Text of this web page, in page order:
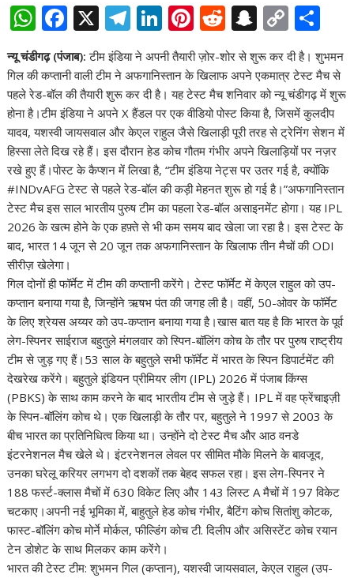
W
h
at
s
A
p
p
F
e
b
o
o
k
X T
el
e
gr
a
m
Li
n
k
e
dI
n
Pi
nt
er
e
st
R
e
d
di
t
S
a
p
c
h
at
C
o
p
y
Li
n
k
ar
e
न्यू चंडीगढ़ (पंजाब): टीम इंडिया ने अपनी तैयारी ज़ोर-शोर से शुरू कर दी है। शुभमन
गिल की कप्तानी वाली टीम ने अफगानिस्तान के खिलाफ अपने एकमात्र टेस्ट मैच से
पहले रेड-बॉल की तैयारी शुरू कर दी है। यह टेस्ट मैच शनिवार को न्यू चंडीगढ़ में शुरू
होना है।टीम इंडिया ने अपने X हैंडल पर एक वीडियो पोस्ट किया है, जिसमें कुलदीप
यादव, यशस्वी जायसवाल और केएल राहुल जैसे खिलाड़ी पूरी तरह से ट्रेनिंग सेशन में
हिस्सा लेते दिख रहे हैं। इस दौरान हेड कोच गौतम गंभीर अपने खिलाड़ियों पर नज़र
रखे हुए हैं।पोस्ट के कैप्शन में लिखा है, “टीम इंडिया नेट्स पर उतर गई है, क्योंकि
#INDvAFG टेस्ट से पहले रेड-बॉल की कड़ी मेहनत शुरू हो गई है।”अफगानिस्तान
टेस्ट मैच इस साल भारतीय पुरुष टीम का पहला रेड-बॉल असाइनमेंट होगा। यह IPL
2026 के खत्म होने के एक हफ़्ते से भी कम समय बाद खेला जा रहा है। इस टेस्ट के
बाद, भारत 14 जून से 20 जून तक अफगानिस्तान के खिलाफ तीन मैचों की ODI
सीरीज़ खेलेगा।
गिल दोनों ही फॉर्मेट में टीम की कप्तानी करेंगे। टेस्ट फॉर्मेट में केएल राहुल को उप-
कप्तान बनाया गया है, जिन्होंने ऋषभ पंत की जगह ली है। वहीं, 50-ओवर के फॉर्मेट
के लिए श्रेयस अय्यर को उप-कप्तान बनाया गया है।खास बात यह है कि भारत के पूर्व
लेग-स्पिनर साईराज बहुतुले मंगलवार को स्पिन-बॉलिंग कोच के तौर पर पुरुष राष्ट्रीय
टीम से जुड़ गए हैं।53 साल के बहुतुले सभी फॉर्मेट में भारत के स्पिन डिपार्टमेंट की
देखरेख करेंगे। बहुतुले इंडियन प्रीमियर लीग (IPL) 2026 में पंजाब किंग्स
(PBKS) के साथ काम करने के बाद भारतीय टीम से जुड़े हैं। IPL में वह फ्रेंचाइज़ी
के स्पिन-बॉलिंग कोच थे। एक खिलाड़ी के तौर पर, बहुतुले ने 1997 से 2003 के
बीच भारत का प्रतिनिधित्व किया था। उन्होंने दो टेस्ट मैच और आठ वनडे
इंटरनेशनल मैच खेले थे। इंटरनेशनल लेवल पर सीमित मौके मिलने के बावजूद,
उनका घरेलू करियर लगभग दो दशकों तक बेहद सफल रहा। इस लेग-स्पिनर ने
188 फर्स्ट-क्लास मैचों में 630 विकेट लिए और 143 लिस्ट A मैचों में 197 विकेट
चटकाए।अपनी नई भूमिका में, बाहुतुले हेड कोच गंभीर, बैटिंग कोच सितांशु कोटक,
फास्ट-बॉलिंग कोच मोर्ने मोर्कल, फील्डिंग कोच टी. दिलीप और असिस्टेंट कोच रयान
टेन डोशेट के साथ मिलकर काम करेंगे।
भारत की टेस्ट टीम: शुभमन गिल (कप्तान), यशस्वी जायसवाल, केएल राहुल (उप-